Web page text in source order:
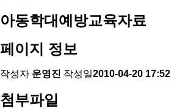
아동학대예방교육자료
페이지 정보
작성자 운영진 작성일2010-04-20 17:52
첨부파일